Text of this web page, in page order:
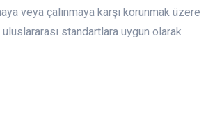
veya çalınmaya karşı korunmak üzere
standartlara uygun olarak